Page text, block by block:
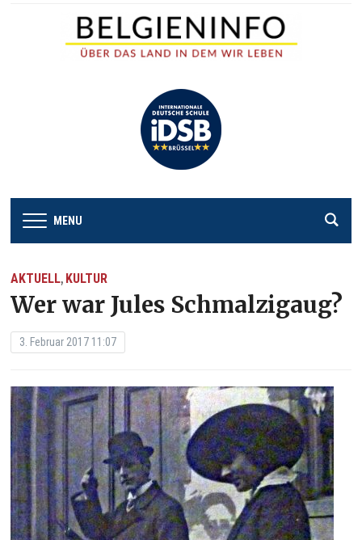
MENU
AKTUELL, KULTUR
Wer war Jules Schmalzigaug?
3. Februar 2017 11:07